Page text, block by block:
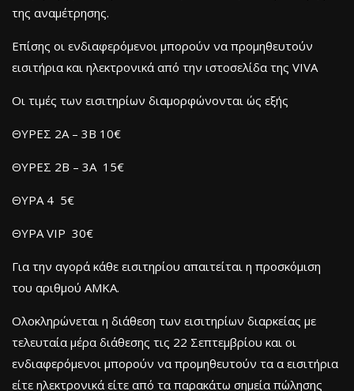
της αναμέτρησης.
Επίσης οι ενδιαφερόμενοι μπορούν να προμηθευτούν
εισιτήρια και ηλεκτρονικά από την ιστοσελίδα της VIVA
Οι τιμές των εισιτηρίων διαμορφώνονται ώς εξής
ΘΥΡΕΣ 2Α – 3Β 10€
ΘΥΡΕΣ 2Β – 3Α 15€
ΘΥΡΑ 4 5€
ΘΥΡΑ VIP 30€
Για την αγορά κάθε εισιτηρίου απαιτείται η προσκόμιση
του αριθμού ΑΜΚΑ.
Ολοκληρώνεται η διάθεση των εισιτηρίων διαρκείας με
τελευταία μέρα διάθεσης τις 22 Σεπτεμβρίου και οι
ενδιαφερόμενοι μπορούν να προμηθευτούν τα α εισιτήρια
είτε ηλεκτρονικά είτε από τα παρακάτω σημεία πώλησης